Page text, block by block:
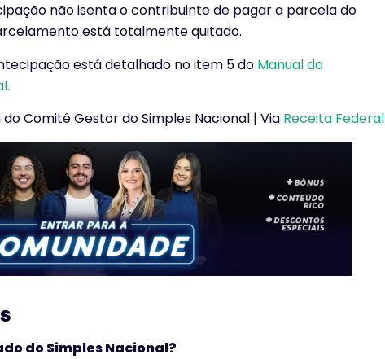
não isenta o contribuinte de pagar a parcela do
está totalmente quitado.
está detalhado no item 5 do Manual do
Comitê Gestor do Simples Nacional | Via Receita Federal
do Simples Nacional?